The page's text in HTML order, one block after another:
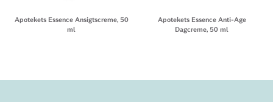
Apotekets Essence Ansigtscreme, 50
ml
Apotekets Essence Anti-Age
Dagcreme, 50 ml